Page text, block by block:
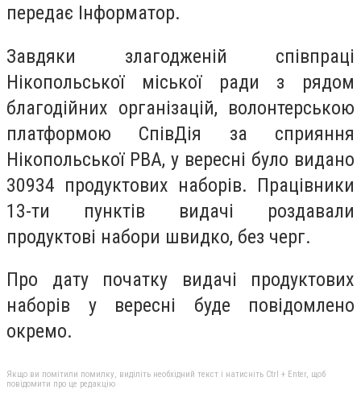
передає Інформатор.
Завдяки злагодженій співпраці
Нікопольської міської ради з рядом
благодійних організацій, волонтерською
платформою СпівДія за сприяння
Нікопольської РВА, у вересні було видано
30934 продуктових наборів. Працівники
13-ти пунктів видачі роздавали
продуктові набори швидко, без черг.
Про дату початку видачі продуктових
наборів у вересні буде повідомлено
окремо.
Якщо ви помітили помилку, виділіть необхідний текст і натисніть Ctrl + Enter, щоб
повідомити про це редакцію